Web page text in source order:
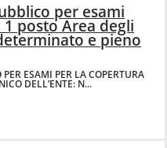
per esami
posto Area degli
e pieno
ESAMI PER LA COPERTURA
DELL’ENTE: N...